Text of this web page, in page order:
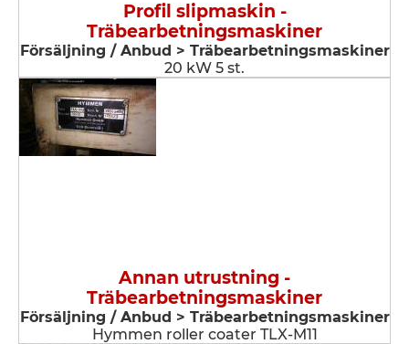
Profil slipmaskin -
Träbearbetningsmaskiner
Försäljning / Anbud > Träbearbetningsmaskiner
20 kW 5 st.
Annan utrustning -
Träbearbetningsmaskiner
Försäljning / Anbud > Träbearbetningsmaskiner
Hymmen roller coater TLX-M11